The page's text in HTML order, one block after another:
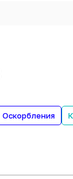
Оскорбления